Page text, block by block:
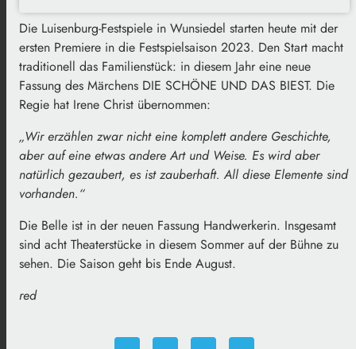
Die Luisenburg-Festspiele in Wunsiedel starten heute mit der
ersten Premiere in die Festspielsaison 2023. Den Start macht
traditionell das Familienstück: in diesem Jahr eine neue
Fassung des Märchens DIE SCHÖNE UND DAS BIEST. Die
Regie hat Irene Christ übernommen:
„Wir erzählen zwar nicht eine komplett andere Geschichte,
aber auf eine etwas andere Art und Weise. Es wird aber
natürlich gezaubert, es ist zauberhaft. All diese Elemente sind
vorhanden.“
Die Belle ist in der neuen Fassung Handwerkerin. Insgesamt
sind acht Theaterstücke in diesem Sommer auf der Bühne zu
sehen. Die Saison geht bis Ende August.
red